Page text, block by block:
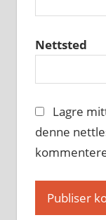
Nettsted
Lagre
denne